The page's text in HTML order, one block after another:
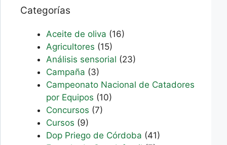
Categorías
Aceite de oliva (16)
Agricultores (15)
Análisis sensorial (23)
Campaña (3)
Campeonato Nacional de Catadores
por Equipos (10)
Concursos (7)
Cursos (9)
Dop Priego de Córdoba (41)